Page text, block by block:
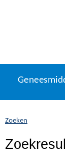
naar
U
zich
hier:
Zoeken